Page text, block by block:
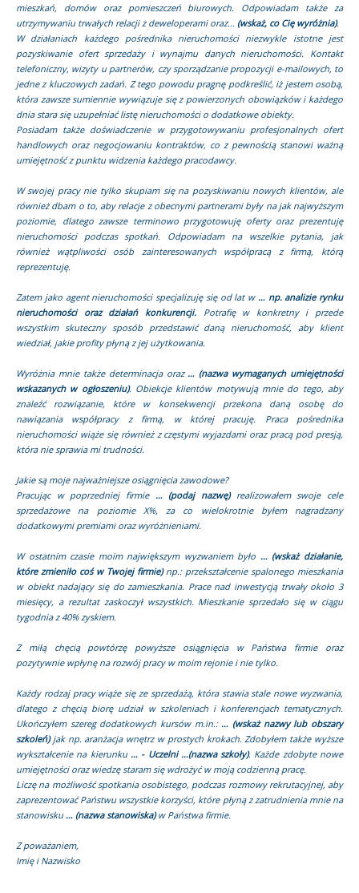
mieszkań, domów oraz pomieszczeń biurowych. Odpowiadam także za
utrzymywaniu trwałych relacji z deweloperami oraz… (wskaż, co Cię wyróżnia).
W działaniach każdego pośrednika nieruchomości niezwykle istotne jest
pozyskiwanie ofert sprzedaży i wynajmu danych nieruchomości. Kontakt
telefoniczny, wizyty u partnerów, czy sporządzanie propozycji e-mailowych, to
jedne z kluczowych zadań. Z tego powodu pragnę podkreślić, iż jestem osobą,
która zawsze sumiennie wywiązuje się z powierzonych obowiązków i każdego
dnia stara się uzupełniać listę nieruchomości o dodatkowe obiekty.
Posiadam także doświadczenie w przygotowywaniu profesjonalnych ofert
handlowych oraz negocjowaniu kontraktów, co z pewnością stanowi ważną
umiejętność z punktu widzenia każdego pracodawcy.
W swojej pracy nie tylko skupiam się na pozyskiwaniu nowych klientów, ale
również dbam o to, aby relacje z obecnymi partnerami były na jak najwyższym
poziomie, dlatego zawsze terminowo przygotowuję oferty oraz prezentuję
nieruchomości podczas spotkań. Odpowiadam na wszelkie pytania, jak
również wątpliwości osób zainteresowanych współpracą z firmą, którą
reprezentuję.
Zatem jako agent nieruchomości specjalizuję się od lat w… np. analizie rynku
nieruchomości oraz działań konkurencji. Potrafię w konkretny i przede
wszystkim skuteczny sposób przedstawić daną nieruchomość, aby klient
wiedział, jakie profity płyną z jej użytkowania.
Wyróżnia mnie także determinacja oraz … (nazwa wymaganych umiejętności
wskazanych w ogłoszeniu). Obiekcje klientów motywują mnie do tego, aby
znaleźć rozwiązanie, które w konsekwencji przekona daną osobę do
nawiązania współpracy z firmą, w której pracuję. Praca pośrednika
nieruchomości wiąże się również z częstymi wyjazdami oraz pracą pod presją,
która nie sprawia mi trudności.
Jakie są moje najważniejsze osiągnięcia zawodowe?
Pracując w poprzedniej firmie … (podaj nazwę) realizowałem swoje cele
sprzedażowe na poziomie X%, za co wielokrotnie byłem nagradzany
dodatkowymi premiami oraz wyróżnieniami.
W ostatnim czasie moim największym wyzwaniem było … (wskaż działanie,
które zmieniło coś w Twojej firmie) np.: przekształcenie spalonego mieszkania
w obiekt nadający się do zamieszkania. Prace nad inwestycją trwały około 3
miesięcy, a rezultat zaskoczył wszystkich. Mieszkanie sprzedało się w ciągu
tygodnia z 40% zyskiem.
Z miłą chęcią powtórzę powyższe osiągnięcia w Państwa firmie oraz
pozytywnie wpłynę na rozwój pracy w moim rejonie i nie tylko.
Każdy rodzaj pracy wiąże się ze sprzedażą, która stawia stale nowe wyzwania,
dlatego z chęcią biorę udział w szkoleniach i konferencjach tematycznych.
Ukończyłem szereg dodatkowych kursów m.in.:… (wskaż nazwy lub obszary
szkoleń)jak np. aranżacja wnętrz w prostych krokach. Zdobyłem także wyższe
wykształcenie na kierunku… - Uczelni …(nazwa szkoły). Każde zdobyte nowe
umiejętności oraz wiedzę staram się wdrożyć w moją codzienną pracę.
Liczę na możliwość spotkania osobistego, podczas rozmowy rekrutacyjnej, aby
zaprezentować Państwu wszystkie korzyści, które płyną z zatrudnienia mnie na
stanowisku… (nazwa stanowiska)w Państwa firmie.
Z poważaniem,
Imię i Nazwisko